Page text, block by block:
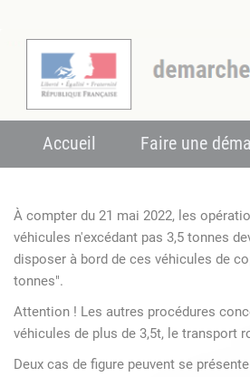
Accueil Faire une
À compter du 21 mai 2022, les
véhicules n'excédant pas 3,5 tonnes
disposer à bord de ces véhicules de
tonnes".
Attention ! Les autres procédures
véhicules de plus de 3,5t, le transport
Deux cas de figure peuvent se